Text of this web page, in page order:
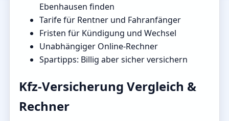
Ebenhausen finden
Tarife für Rentner und Fahranfänger
Fristen für Kündigung und Wechsel
Unabhängiger Online-Rechner
Spartipps: Billig aber sicher versichern
Kfz-Versicherung Vergleich &
Rechner